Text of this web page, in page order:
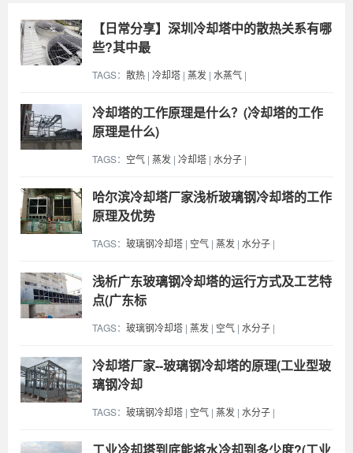
【日常分享】深圳冷却塔中的散热关系有哪
些?其中最
TAGS： 散热 | 冷却塔 | 蒸发 | 水蒸气 |
冷却塔的工作原理是什么？(冷却塔的工作
原理是什么)
TAGS： 空气 | 蒸发 | 冷却塔 | 水分子 |
哈尔滨冷却塔厂家浅析玻璃钢冷却塔的工作
原理及优势
TAGS： 玻璃钢冷却塔 | 空气 | 蒸发 | 水分子 |
浅析广东玻璃钢冷却塔的运行方式及工艺特
点(广东标
TAGS： 玻璃钢冷却塔 | 蒸发 | 空气 | 水分子 |
冷却塔厂家--玻璃钢冷却塔的原理(工业型玻
璃钢冷却
TAGS： 玻璃钢冷却塔 | 空气 | 蒸发 | 水分子 |
工业冷却塔到底能将水冷却到多少度?(工业